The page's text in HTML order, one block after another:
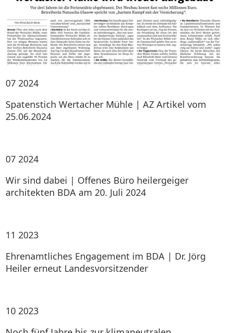
07 2024
Spatenstich Wertacher Mühle | AZ Artikel vom
25.06.2024
07 2024
Wir sind dabei | Offenes Büro heilergeiger
architekten BDA am 20. Juli 2024
11 2023
Ehrenamtliches Engagement im BDA | Dr. Jörg
Heiler erneut Landesvorsitzender
10 2023